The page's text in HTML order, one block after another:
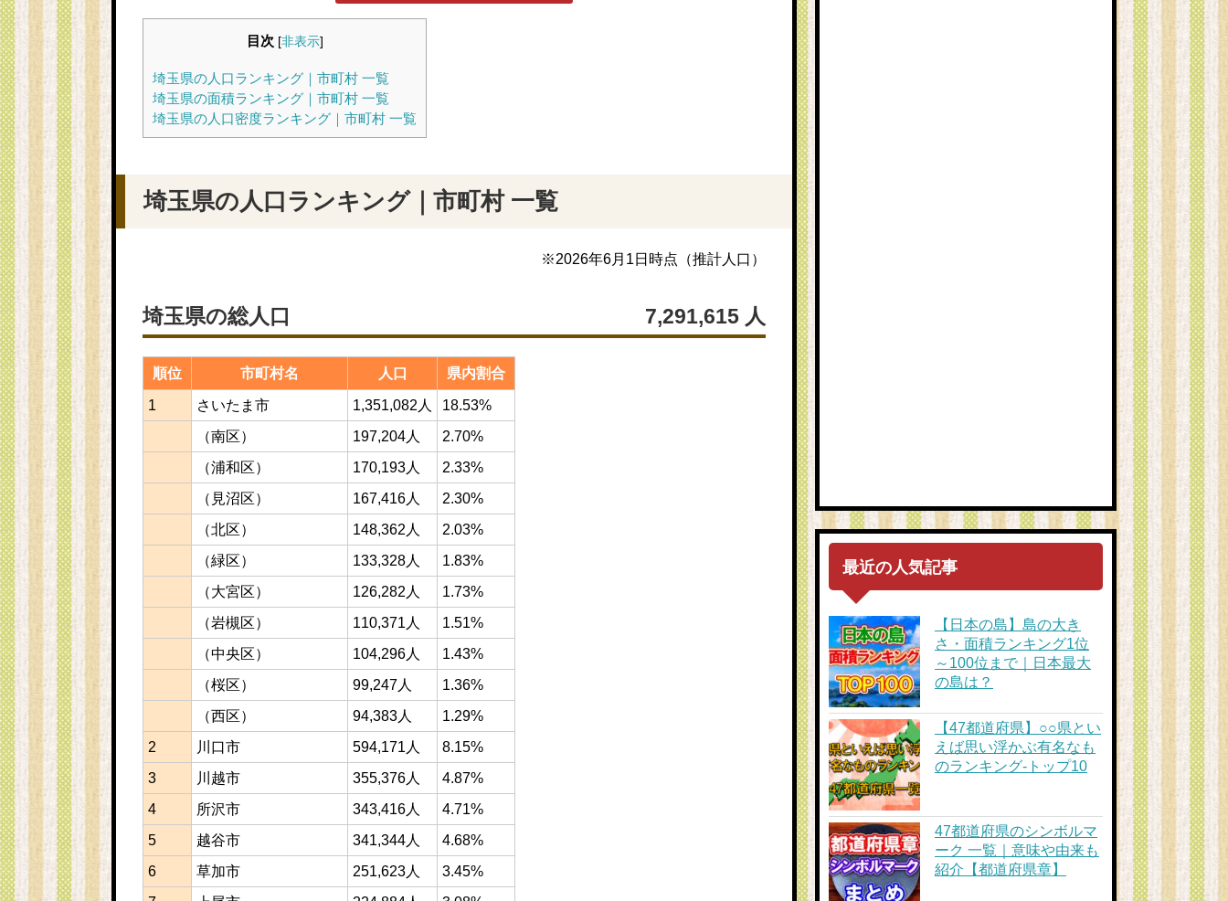
目次 [非表示]
埼玉県の人口ランキング｜市町村 一覧
埼玉県の面積ランキング｜市町村 一覧
埼玉県の人口密度ランキング｜市町村 一覧
埼玉県の人口ランキング｜市町村 一覧
※2026年6月1日 時点（推計人口）
埼玉県の総人口 7,291,615 人
順位 市町村名 人口 県内割合
1 さいたま市 1,351,082人
18.53%
（南区）
197,204人
2.70%
（浦和区）
170,193人
2.33%
（見沼区）
167,416人
2.30%
（北区）
148,362人
2.03%
（緑区）
133,328人
1.83%
（大宮区）
126,282人
1.73%
（岩槻区）
110,371人
1.51%
（中央区）
104,296人
1.43%
（桜区）
99,247人
1.36%
（西区）
94,383人
1.29%
2
川口市 594,171人
8.15%
3
川越市 355,376人
4.87%
4
所沢市 343,416人
4.71%
5
越谷市 341,344人
4.68%
6
草加市 251,623人
3.45%
最近の人気記事
【日本の島】島の大き
さ・面積ランキング1位
～100位まで｜日本最大
の島は？
【47都道府県】○○県とい
えば思い浮かぶ有名なも
のランキング-トップ10
47都道府県のシンボルマ
ーク 一覧｜意味や由来も
紹介【都道府県章】